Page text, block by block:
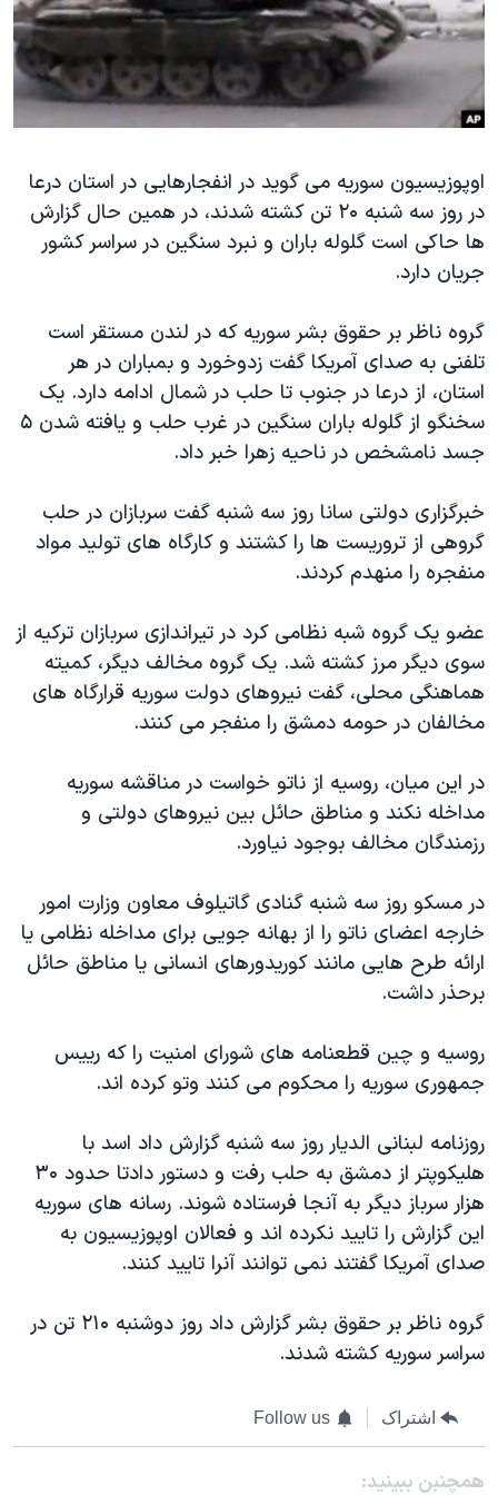
فرهنگ و زندگی
حقوق شهروندی
اسرائیل در جنگ
گالری عکس
آرشیو پخش زنده
مستندها
انتخابات ریاست جمهوری آمریکا ۲۰۲۴
حمله جمهوری اسلامی به اسرائیل
ورزش زنان در ایران
اعتراضات زن، زندگی، آزادی
مجموعه مستندهای دادخواهی
دادگاه حمید نوری
چهل سال گروگان‌گیری
قانون شفافیت دارائی کادر رهبری ایران
اعتراضات مردمی آبان ۹۸
اسرائیل در جنگ
نرگس محمدی برنده جایزه نوبل صلح
همایش محافظه‌کاران آمریکا «سی‌پک»
صفحه‌های ویژه
سفر پرزیدنت ترامپ به چین
دنبال کنید
زبانهای مختلف
اوپوزیسیون سوریه می گوید در انفجارهایی در استان درعا
در روز سه شنبه ۲۰ تن کشته شدند، در همین حال گزارش
ها حاکی است گلوله باران و نبرد سنگین در سراسر کشور
جریان دارد.
گروه ناظر بر حقوق بشر سوریه که در لندن مستقر است
تلفنی به صدای آمریکا گفت زدوخورد و بمباران در هر
استان، از درعا در جنوب تا حلب در شمال ادامه دارد. یک
سخنگو از گلوله باران سنگین در غرب حلب و یافته شدن ۵
جسد نامشخص در ناحیه زهرا خبر داد.
خبرگزاری دولتی سانا روز سه شنبه گفت سربازان در حلب
گروهی از تروریست ها را کشتند و کارگاه های تولید مواد
منفجره را منهدم کردند.
عضو یک گروه شبه نظامی کرد در تیراندازی سربازان ترکیه از
سوی دیگر مرز کشته شد. یک گروه مخالف دیگر، کمیته
هماهنگی محلی، گفت نیروهای دولت سوریه قرارگاه های
مخالفان در حومه دمشق را منفجر می کنند.
در این میان، روسیه از ناتو خواست در مناقشه سوریه
مداخله نکند و مناطق حائل بین نیروهای دولتی و
رزمندگان مخالف بوجود نیاورد.
در مسکو روز سه شنبه گنادی گاتیلوف معاون وزارت امور
خارجه اعضای ناتو را از بهانه جویی برای مداخله نظامی یا
ارائه طرح هایی مانند کوریدورهای انسانی یا مناطق حائل
برحذر داشت.
روسیه و چین قطعنامه های شورای امنیت را که رییس
جمهوری سوریه را محکوم می کنند وتو کرده اند.
روزنامه لبنانی الدیار روز سه شنبه گزارش داد اسد با
هلیکوپتر از دمشق به حلب رفت و دستور دادتا حدود ۳۰
هزار سرباز دیگر به آنجا فرستاده شوند. رسانه های سوریه
این گزارش را تایید نکرده اند و فعالان اوپوزیسیون به
صدای آمریکا گفتند نمی توانند آنرا تایید کنند.
گروه ناظر بر حقوق بشر گزارش داد روز دوشنبه ۲۱۰ تن در
سراسر سوریه کشته شدند.
اشتراک Follow us
همچنبن ببینید: